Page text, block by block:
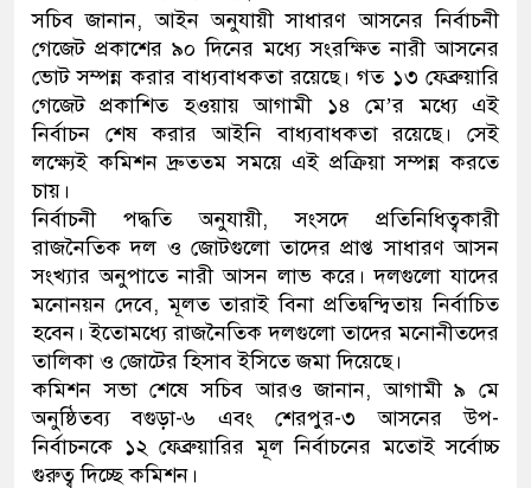
সচিব জানান, আইন অনুযায়ী সাধারণ আসনের নির্বাচনী
গেজেট প্রকাশের ৯০ দিনের মধ্যে সংরক্ষিত নারী আসনের
ভোট সম্পন্ন করার বাধ্যবাধকতা রয়েছে। গত ১৩ ফেব্রুয়ারি
গেজেট প্রকাশিত হওয়ায় আগামী ১৪ মে’র মধ্যে এই
নির্বাচন শেষ করার আইনি বাধ্যবাধকতা রয়েছে। সেই
লক্ষ্যেই কমিশন দ্রুততম সময়ে এই প্রক্রিয়া সম্পন্ন করতে
চায়।
নির্বাচনী পদ্ধতি অনুযায়ী, সংসদে প্রতিনিধিত্বকারী
রাজনৈতিক দল ও জোটগুলো তাদের প্রাপ্ত সাধারণ আসন
সংখ্যার অনুপাতে নারী আসন লাভ করে। দলগুলো যাদের
মনোনয়ন দেবে, মূলত তারাই বিনা প্রতিদ্বন্দ্বিতায় নির্বাচিত
হবেন। ইতোমধ্যে রাজনৈতিক দলগুলো তাদের মনোনীতদের
তালিকা ও জোটের হিসাব ইসিতে জমা দিয়েছে।
কমিশন সভা শেষে সচিব আরও জানান, আগামী ৯ মে
অনুষ্ঠিতব্য বগুড়া-৬ এবং শেরপুর-৩ আসনের উপ-
নির্বাচনকে ১২ ফেব্রুয়ারির মূল নির্বাচনের মতোই সর্বোচ্চ
গুরুত্ব দিচ্ছে কমিশন।